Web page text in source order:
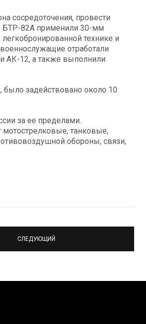
сосредоточения, провести
БТР-82А применили 30-мм
технике и
отработали
АК-12, а также выполнили
было задействовано около 10
за ее пределами.
мотострелковые, танковые,
обороны, связи,
СЛЕДУЮЩИЙ